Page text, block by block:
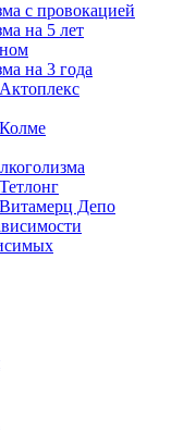
с провокацией
на 5 лет
на 3 года
Депо